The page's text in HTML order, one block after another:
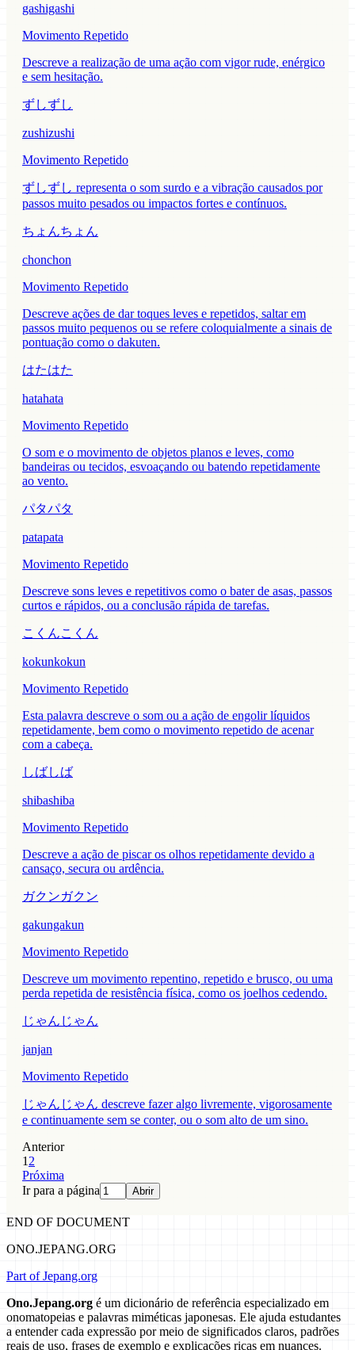
gashigashi
Movimento Repetido
Descreve a realização de uma ação com vigor rude, enérgico
e sem hesitação.
ずしずし
zushizushi
Movimento Repetido
ずしずし representa o som surdo e a vibração causados por
passos muito pesados ou impactos fortes e contínuos.
ちょんちょん
chonchon
Movimento Repetido
Descreve ações de dar toques leves e repetidos, saltar em
passos muito pequenos ou se refere coloquialmente a sinais de
pontuação como o dakuten.
はたはた
hatahata
Movimento Repetido
O som e o movimento de objetos planos e leves, como
bandeiras ou tecidos, esvoaçando ou batendo repetidamente
ao vento.
パタパタ
patapata
Movimento Repetido
Descreve sons leves e repetitivos como o bater de asas, passos
curtos e rápidos, ou a conclusão rápida de tarefas.
こくんこくん
kokunkokun
Movimento Repetido
Esta palavra descreve o som ou a ação de engolir líquidos
repetidamente, bem como o movimento repetido de acenar
com a cabeça.
しばしば
shibashiba
Movimento Repetido
Descreve a ação de piscar os olhos repetidamente devido a
cansaço, secura ou ardência.
ガクンガクン
gakungakun
Movimento Repetido
Descreve um movimento repentino, repetido e brusco, ou uma
perda repetida de resistência física, como os joelhos cedendo.
じゃんじゃん
janjan
Movimento Repetido
じゃんじゃん descreve fazer algo livremente, vigorosamente
e continuamente sem se conter, ou o som alto de um sino.
Anterior
1 2
Próxima
Ir para a página
Abrir
END OF DOCUMENT
ONO.JEPANG.ORG
Part of Jepang.org
Ono.Jepang.org é um dicionário de referência especializado em
onomatopeias e palavras miméticas japonesas. Ele ajuda estudantes
a entender cada expressão por meio de significados claros, padrões
reais de uso, frases de exemplo e explicações ricas em nuances.